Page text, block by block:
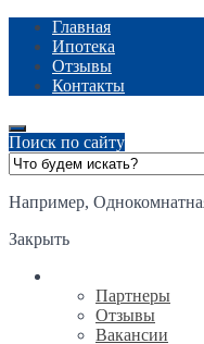
Главная
Ипотека
Отзывы
Контакты
Поиск по сайту
Например,
Закрыть
Партнеры
Отзывы
Вакансии